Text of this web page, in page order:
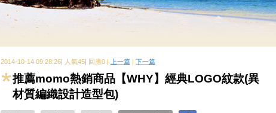
2014-10-14 09:28:26| 人氣45| 回應0 | 上一篇 | 下一篇
推薦momo熱銷商品【WHY】經典LOGO紋款(異
材質編織設計造型包)